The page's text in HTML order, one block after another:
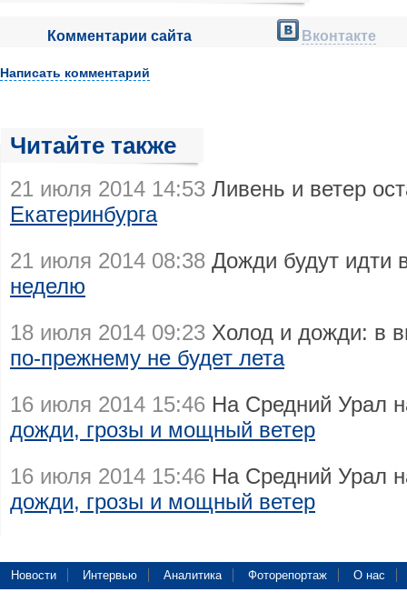
Комментарии сайта Вконтакте
Написать комментарий
Читайте также
21 июля 2014 14:53 Ливень и ветер
Екатеринбурга
21 июля 2014 08:38 Дожди будут идти
неделю
18 июля 2014 09:23 Холод и дожди: в
по-прежнему не будет лета
16 июля 2014 15:46 На Средний Урал
дожди, грозы и мощный ветер
16 июля 2014 15:46 На Средний Урал
дожди, грозы и мощный ветер
Новости Интервью Аналитика Фоторепортаж О нас